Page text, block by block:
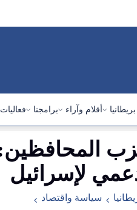
أقلام وآراء برامجنا فعاليات
المحافظين:
لإسرائيل
سياسة واقتصاد